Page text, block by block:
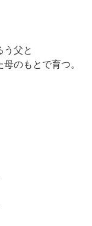
う父と
のもとで育つ。